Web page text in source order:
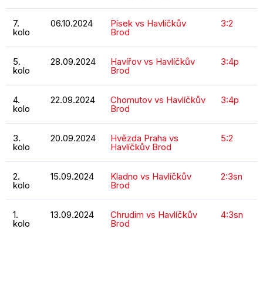
7.
kolo
06.10.2024 Písek vs Havlíčkův
Brod
3:2
5.
kolo
28.09.2024 Havířov vs Havlíčkův
Brod
3:4p
4.
kolo
22.09.2024 Chomutov vs Havlíčkův
Brod
3:4p
3.
kolo
20.09.2024 Hvězda Praha vs
Havlíčkův Brod
5:2
2.
kolo
15.09.2024 Kladno vs Havlíčkův
Brod
2:3sn
1.
kolo
13.09.2024 Chrudim vs Havlíčkův
Brod
4:3sn